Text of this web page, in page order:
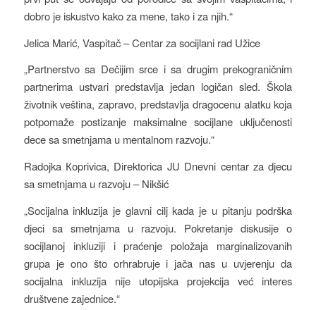
dobro je iskustvo kako za mene, tako i za njih.“
Jelica Marić, Vaspitač – Centar za socijlani rad Užice
„Partnerstvo sa Dečijim srce i sa drugim prekograničnim
partnerima ustvari predstavlja jedan logičan sled. Škola
životnik veština, zapravo, predstavlja dragocenu alatku koja
potpomaže postizanje maksimalne socijlane uključenosti
dece sa smetnjama u mentalnom razvoju.“
Radojka Кoprivica, Direktorica JU Dnevni centar za djecu
sa smetnjama u razvoju – Nikšić
„Socijalna inkluzija je glavni cilj kada je u pitanju podrška
djeci sa smetnjama u razvoju. Pokretanje diskusije o
socijlanoj inkluziji i praćenje položaja marginalizovanih
grupa je ono što orhrabruje i jača nas u uvjerenju da
socijalna inkluzija nije utopijska projekcija već interes
društvene zajednice.“